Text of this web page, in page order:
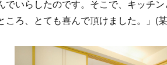
でいらしたのです。そこで、キッチ
ころ、とても喜んで頂けました。」(